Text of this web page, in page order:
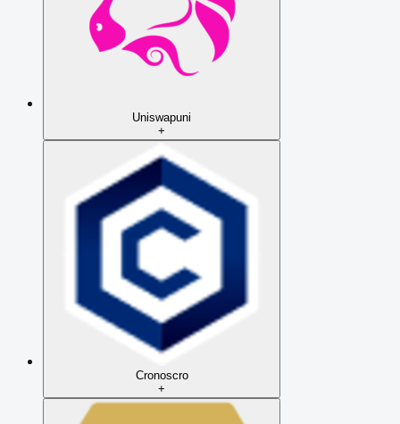
Uniswapuni
+
Cronoscro
+